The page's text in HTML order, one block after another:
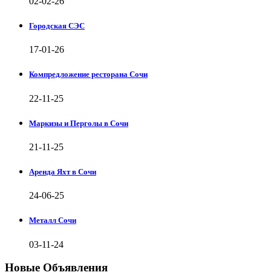
Городская СЭС
17-01-26
Компредложение ресторана Сочи
22-11-25
Маркизы и Перголы в Сочи
21-11-25
Аренда Яхт в Сочи
24-06-25
Металл Сочи
03-11-24
Новые Объявления